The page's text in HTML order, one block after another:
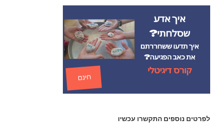
לפרטים נוספים התקשרו עכשיו